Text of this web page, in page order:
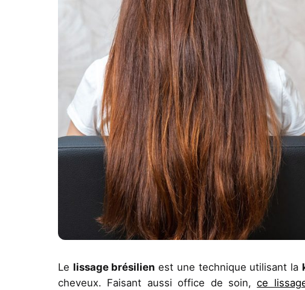
Le lissage brésilien est une technique utilisant la
cheveux. Faisant aussi office de soin,ce